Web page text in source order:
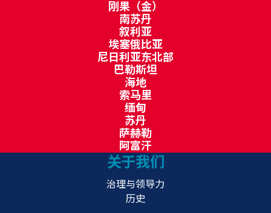
刚果（金）
南苏丹
叙利亚
埃塞俄比亚
尼日利亚东北部
巴勒斯坦
海地
索马里
缅甸
苏丹
萨赫勒
阿富汗
关于我们
治理与领导力
历史